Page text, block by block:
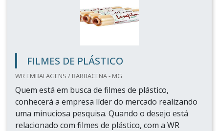
FILMES DE PLÁSTICO
WR EMBALAGENS / BARBACENA - MG
Quem está em busca de filmes de plástico,
conhecerá a empresa líder do mercado realizando
uma minuciosa pesquisa. Quando o desejo está
relacionado com filmes de plástico, com a WR